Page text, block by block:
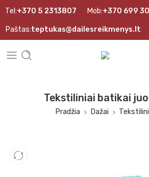
Tel:+370 5 2313807 Mob:+370 699
Paštas:teptukas@dailesreikmenys.lt
Tekstiliniai batikai
Pradžia Dažai